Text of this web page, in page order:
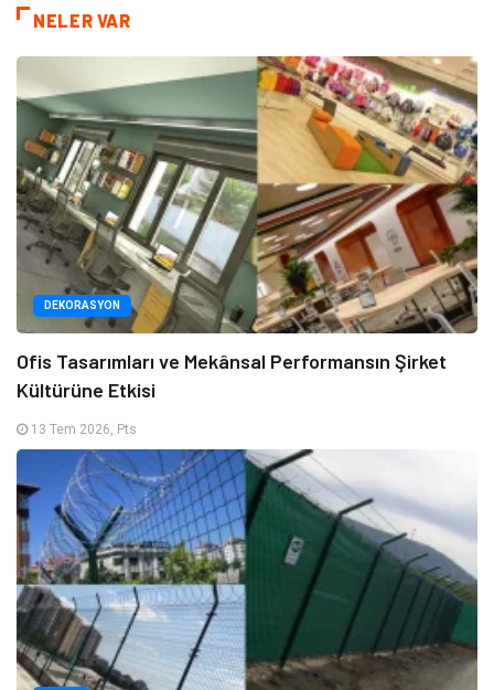
NELER VAR
DEKORASYON
Ofis Tasarımları ve Mekânsal Performansın Şirket
Kültürüne Etkisi
13 Tem 2026, Pts